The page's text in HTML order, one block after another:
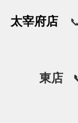
太宰府店
定休日：
太宰府市
東店
定
福